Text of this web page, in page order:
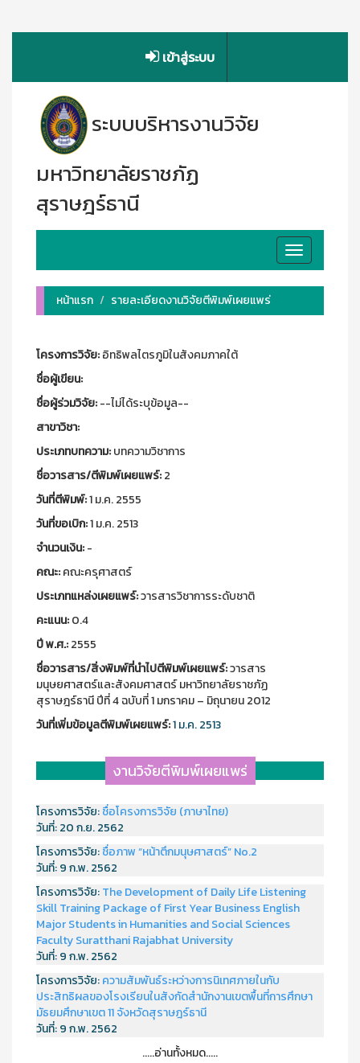
เข้าสู่ระบบ
ระบบบริหารงานวิจัย
มหาวิทยาลัยราชภัฏ
สุราษฎร์ธานี
Toggle
navigation
หน้าแรก
รายละเอียดงานวิจัยตีพิมพ์เผยแพร่
โครงการวิจัย:อิทธิพลไตรภูมิในสังคมภาคใต้
ชื่อผู้เขียน:
ชื่อผู้ร่วมวิจัย:--ไม่ได้ระบุข้อมูล--
สาขาวิชา:
ประเภทบทความ:บทความวิชาการ
ชื่อวารสาร/ตีพิมพ์เผยแพร์:2
วันที่ตีพิมพ์:1 ม.ค. 2555
วันที่ขอเบิก:1 ม.ค. 2513
จำนวนเงิน:-
คณะ:คณะครุศาสตร์
ประเภทแหล่งเผยแพร์:วารสารวิชาการระดับชาติ
คะแนน:0.4
ปี พ.ศ.:2555
ชื่อวารสาร/สิ่งพิมพ์ที่นำไปตีพิมพ์เผยแพร์:วารสาร
มนุษยศาสตร์และสังคมศาสตร์ มหาวิทยาลัยราชภัฏ
สุราษฎร์ธานี ปีที่ 4 ฉบับที่ 1 มกราคม – มิถุนายน 2012
วันที่เพิ่มข้อมูลตีพิมพ์เผยแพร์:1 ม.ค. 2513
งานวิจัยตีพิมพ์เผยแพร่
โครงการวิจัย:ชื่อโครงการวิจัย (ภาษาไทย)
วันที่:20 ก.ย. 2562
โครงการวิจัย:ชื่อภาพ “หน้าตึกมนุษศาสตร์” No.2
วันที่:9 ก.พ. 2562
โครงการวิจัย:The Development of Daily Life Listening
Skill Training Package of First Year Business English
Major Students in Humanities and Social Sciences
Faculty Suratthani Rajabhat University
วันที่:9 ก.พ. 2562
โครงการวิจัย:ความสัมพันธ์ระหว่างการนิเทศภายในกับ
ประสิทธิผลของโรงเรียนในสังกัดสำนักงานเขตพื้นที่การศึกษา
มัธยมศึกษาเขต 11 จังหวัดสุราษฎร์ธานี
วันที่:9 ก.พ. 2562
.....อ่านทั้งหมด.....